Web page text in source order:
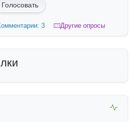
Голосовать
3 Другие опросы